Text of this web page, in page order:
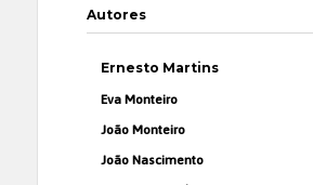
Autores
Ernesto Martins
Eva Monteiro
João Monteiro
João Nascimento